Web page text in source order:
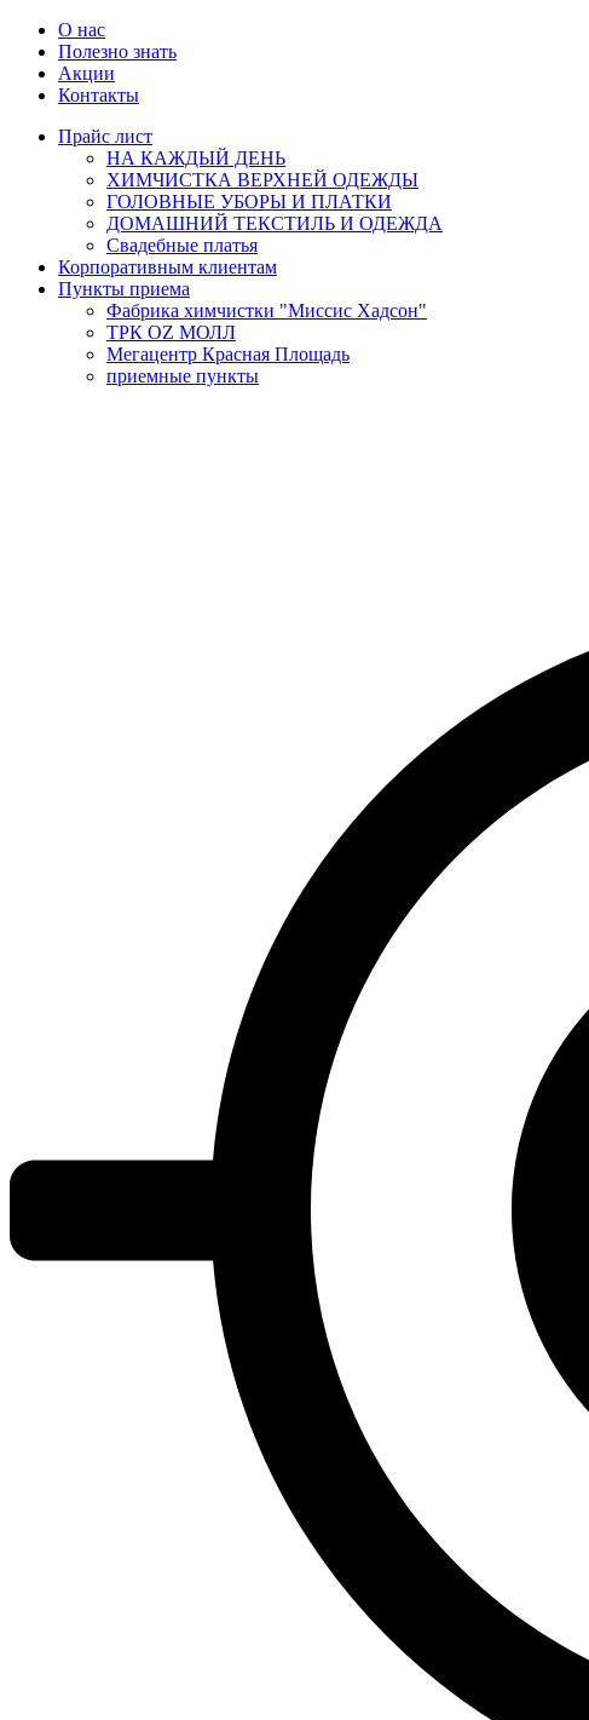
О нас
Полезно знать
Акции
Контакты
Прайс лист
НА КАЖДЫЙ ДЕНЬ
ХИМЧИСТКА ВЕРХНЕЙ ОДЕЖДЫ
ГОЛОВНЫЕ УБОРЫ И ПЛАТКИ
ДОМАШНИЙ ТЕКСТИЛЬ И ОДЕЖДА
Свадебные платья
Корпоративным клиентам
Пункты приема
Фабрика химчистки "Миссис Хадсон"
ТРК OZ МОЛЛ
Мегацентр Красная Площадь
приемные пункты